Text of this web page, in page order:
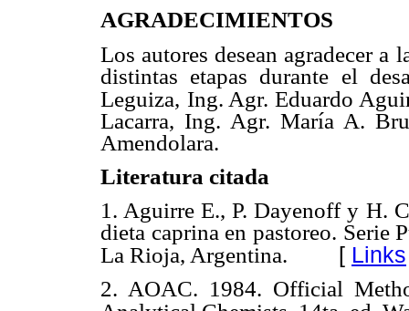
AGRADECIMIENTOS
Los autores desean agradecer a
distintas etapas durante el
Leguiza, Ing. Agr. Eduardo
Lacarra, Ing. Agr. María A.
Amendolara.
Literatura citada
1. Aguirre E., P. Dayenoff y H.
dieta caprina en pastoreo.
La Rioja, Argentina. [ Links
2. AOAC. 1984. Official